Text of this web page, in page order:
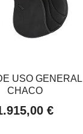
USO GENERAL
CHACO
€